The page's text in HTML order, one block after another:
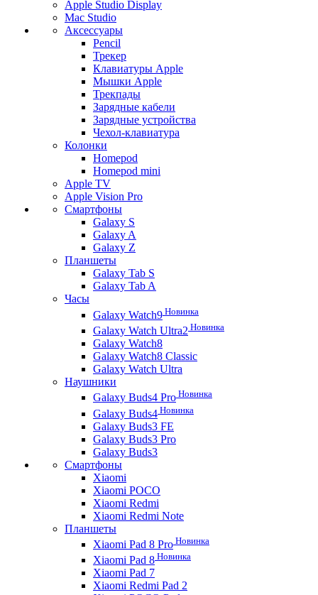
Apple Studio Display
Mac Studio
Аксессуары
Pencil
Трекер
Клавиатуры Apple
Мышки Apple
Трекпады
Зарядные кабели
Зарядные устройства
Чехол-клавиатура
Колонки
Homepod
Homepod mini
Apple TV
Apple Vision Pro
Смартфоны
Galaxy S
Galaxy A
Galaxy Z
Планшеты
Galaxy Tab S
Galaxy Tab A
Часы
Galaxy Watch9 Новинка
Galaxy Watch Ultra2 Новинка
Galaxy Watch8
Galaxy Watch8 Classic
Galaxy Watch Ultra
Наушники
Galaxy Buds4 Pro Новинка
Galaxy Buds4 Новинка
Galaxy Buds3 FE
Galaxy Buds3 Pro
Galaxy Buds3
Смартфоны
Xiaomi
Xiaomi POCO
Xiaomi Redmi
Xiaomi Redmi Note
Планшеты
Xiaomi Pad 8 Pro Новинка
Xiaomi Pad 8 Новинка
Xiaomi Pad 7
Xiaomi Redmi Pad 2